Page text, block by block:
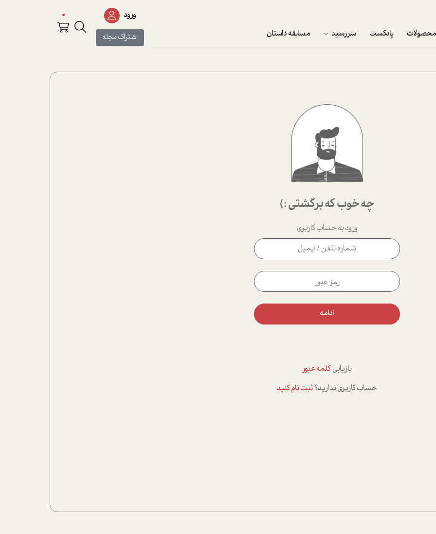
محصولات پادکست سررسید
پکيج نوروزي موفقيت
تقویم رومیزی
تقویم دیواری
مسابقه داستان
ورود
اشتراک مجله
0
چه خوب که برگشتی :)
ورود به حساب کاربری
ادامه
بازیابیکلمه عبور
حساب کاربری ندارید؟ثبت نام کنید